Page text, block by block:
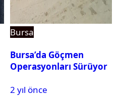
Bursa
Bursa’da Göçmen
Operasyonları Sürüyor
2 yıl önce